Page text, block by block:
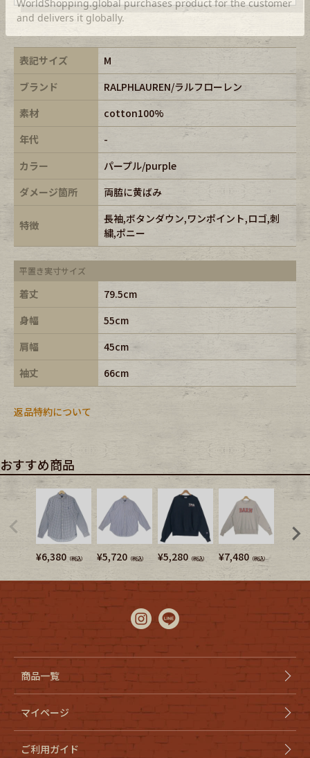
表記サイズ
M
ブランド
RALPHLAUREN/ラルフローレン
素材
cotton100%
年代
-
カラー
パープル/purple
ダメージ箇所
両脇に黄ばみ
特徴
長袖,ボタンダウン,ワンポイント,ロゴ,刺
繍,ポニー
平置き実寸サイズ
着丈
79.5cm
身幅
55cm
肩幅
45cm
袖丈
66cm
返品特約について
おすすめ商品
¥6,380 （税込） ¥5,720 （税込） ¥5,280 （税込） ¥7,480 （税込）
商品一覧
マイページ
ご利用ガイド